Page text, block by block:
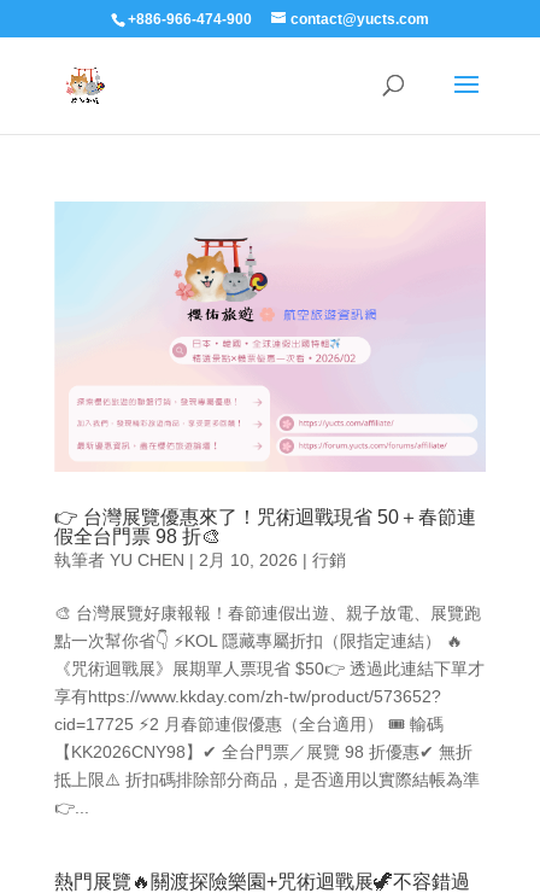
+886-966-474-900 contact@yucts.com
👉 台灣展覽優惠來了！咒術迴戰現省 50＋春節連
假全台門票 98 折🎨
執筆者 YU CHEN | 2月 10, 2026 | 行銷
🎨 台灣展覽好康報報！春節連假出遊、親子放電、展覽跑
點一次幫你省👇 ⚡️KOL 隱藏專屬折扣（限指定連結） 🔥
《咒術迴戰展》展期單人票現省 $50👉 透過此連結下單才
享有https://www.kkday.com/zh-tw/product/573652?
cid=17725 ⚡️2 月春節連假優惠（全台適用） 🎟 輸碼
【KK2026CNY98】✔ 全台門票／展覽 98 折優惠✔ 無折
抵上限⚠️ 折扣碼排除部分商品，是否適用以實際結帳為準
👉...
熱門展覽🔥關渡探險樂園+咒術迴戰展🦖不容錯過